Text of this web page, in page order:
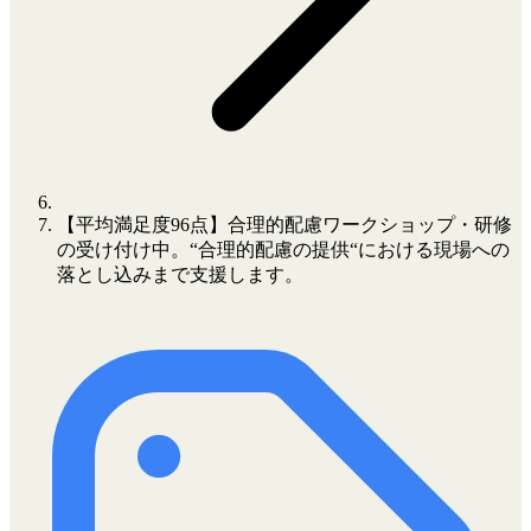
【平均満足度96点】合理的配慮ワークショップ・研修
の受け付け中。“合理的配慮の提供“における現場への
落とし込みまで支援します。